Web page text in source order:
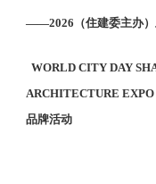
——2026（住建委主办）
WORLD CITY DAY
ARCHITECTURE
品牌活动